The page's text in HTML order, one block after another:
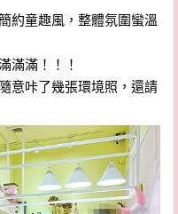
約童趣風，整體氛圍蠻溫
滿滿！！！
意咔了幾張環境照，還請